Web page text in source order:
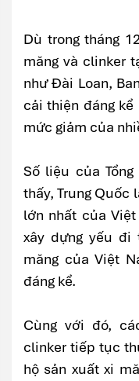
Dù trong tháng
măng và clinker
như Đài Loan,
cải thiện đáng
mức giảm của
Số liệu của
thấy, Trung Quốc
lớn nhất của
xây dựng yếu đi
măng của Việt
đáng kể.
Cùng với đó,
clinker tiếp tục
hộ sản xuất xi